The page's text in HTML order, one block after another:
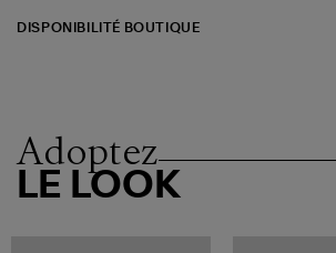
DISPONIBILITÉ BOUTIQUE
Adoptez
LE LOOK